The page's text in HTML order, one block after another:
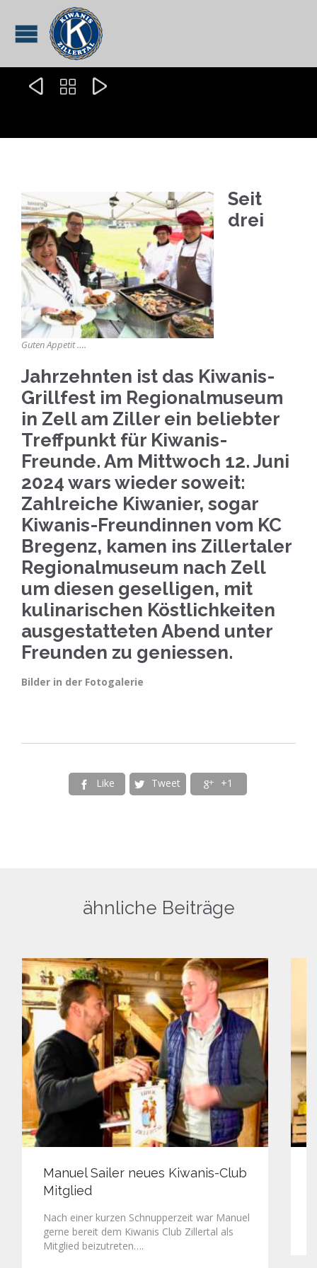
  
Guten Appetit ….
Seit
drei
Jahrzehnten ist das Kiwanis-
Grillfest im Regionalmuseum
in Zell am Ziller ein beliebter
Treffpunkt für Kiwanis-
Freunde. Am Mittwoch 12. Juni
2024 wars wieder soweit:
Zahlreiche Kiwanier, sogar
Kiwanis-Freundinnen vom KC
Bregenz, kamen ins Zillertaler
Regionalmuseum nach Zell
um diesen geselligen, mit
kulinarischen Köstlichkeiten
ausgestatteten Abend unter
Freunden zu geniessen.
Bilder in der Fotogalerie
 Like  Tweet  +1
ähnliche Beiträge
Manuel Sailer neues Kiwanis-Club
Mitglied
Nach einer kurzen Schnupperzeit war Manuel
gerne bereit dem Kiwanis Club Zillertal als
Mitglied beizutreten….